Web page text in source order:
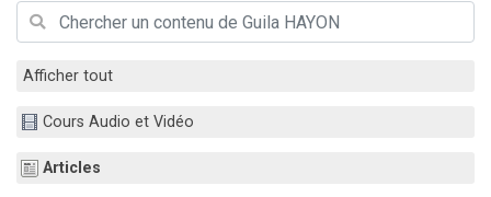
Afficher tout
Cours Audio et Vidéo
Articles